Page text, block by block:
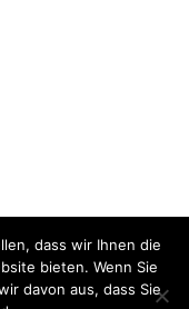
dass wir Ihnen die
bieten. Wenn Sie
davon aus, dass Sie